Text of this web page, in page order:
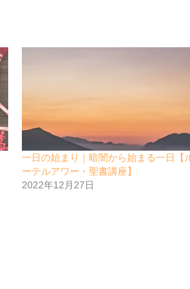
一日の始まり｜暗闇から始まる一日【
ーテルアワー・聖書講座】
2022年12月27日